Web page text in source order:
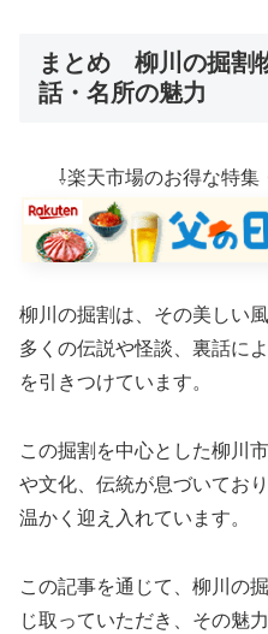
まとめ 柳川の掘割
話・名所の魅力
⇩楽天市場のお得な特集
柳川の掘割は、その美しい
多くの伝説や怪談、裏話に
を引きつけています。
この掘割を中心とした柳川
や文化、伝統が息づいてお
温かく迎え入れています。
この記事を通じて、柳川の
じ取っていただき、その魅